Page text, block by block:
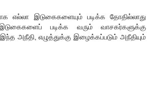
எல்லா இடுகைகளையும் படிக்க தோதில்லாது
படிக்க வரும் வாசகர்களுக்கு
அநீதி, எழுத்துக்கு இழைக்கப்படும் அநீதியும்